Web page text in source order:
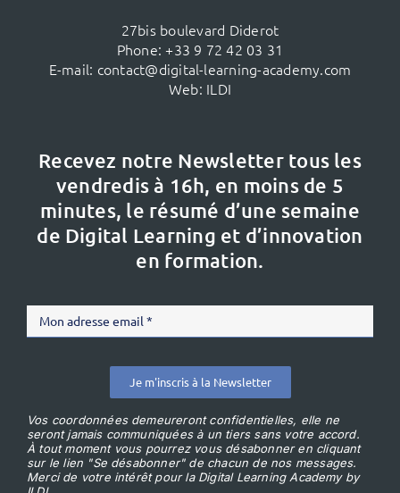
27bis boulevard Diderot
Phone: +33 9 72 42 03 31
E-mail: contact@digital-learning-academy.com
Web: ILDI
Recevez notre Newsletter tous les
vendredis à 16h, en moins de 5
minutes, le résumé d’une semaine
de Digital Learning et d’innovation
en formation.
Je m'inscris à la Newsletter
Vos coordonnées demeureront confidentielles, elle ne
seront jamais communiquées à un tiers sans votre accord.
À tout moment vous pourrez vous désabonner en cliquant
sur le lien "Se désabonner" de chacun de nos messages.
Merci de votre intérêt pour la Digital Learning Academy by